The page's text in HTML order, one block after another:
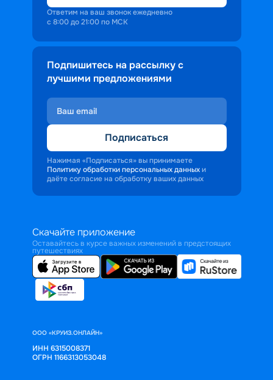
Ответим на ваш звонок ежедневно
с 8:00 до 21:00 по МСК
Подпишитесь на рассылку с
лучшими предложениями
Подписаться
Нажимая «Подписаться» вы принимаете
Политику обработки персональных данных и
даёте согласие на обработку ваших данных
Скачайте приложение
Оставайтесь в курсе важных изменений в предстоящих
путешествиях
ООО «КРУИЗ.ОНЛАЙН»
ИНН 6315008371
ОГРН 1166313053048